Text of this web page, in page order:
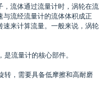
流体通过流量计时，涡轮在流
流经流量计的流体体积成正
来计算流量。一般来说，涡轮
流量计的核心部件。
转，需要具备低摩擦和高耐磨